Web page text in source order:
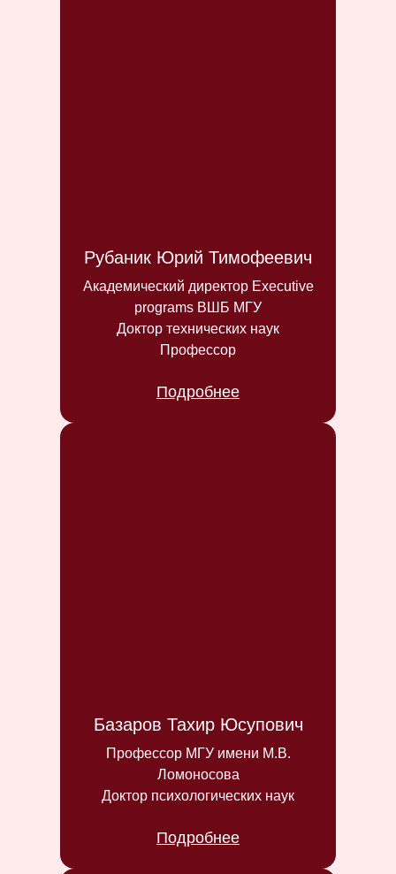
Рубаник Юрий Тимофеевич
Академический директор Executive
programs ВШБ МГУ
Доктор технических наук
Профессор
Подробнее
Базаров Тахир Юсупович
Профессор МГУ имени М.В.
Ломоносова
Доктор психологических наук
Подробнее